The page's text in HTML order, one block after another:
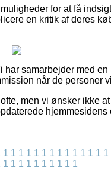
for at få
en kritik af deres
samarbejder med
når de personer
men vi ønsker ikke
hjemmesidens
1 1 1 1 1 1 1 1 1 1 1 1 1 1
1 1 1 1 1 1 1 1 1 1